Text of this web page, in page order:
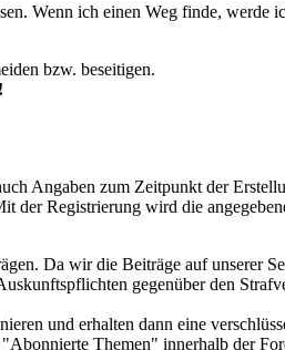
Wenn ich einen Weg finde, werde
bzw. beseitigen.
Angaben zum Zeitpunkt der
der Registrierung wird die
Da wir die Beiträge auf unserer
gegenüber den
und erhalten dann eine
Themen" innerhalb der